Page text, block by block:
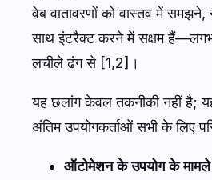
वेब वातावरणों को वास्तव में
साथ इंटरैक्ट करने में सक्षम
लचीले ढंग से [1,2]।
यह छलांग केवल तकनीकी नहीं है;
अंतिम उपयोगकर्ताओं सभी के लिए
ऑटोमेशन के उपयोग के मामले